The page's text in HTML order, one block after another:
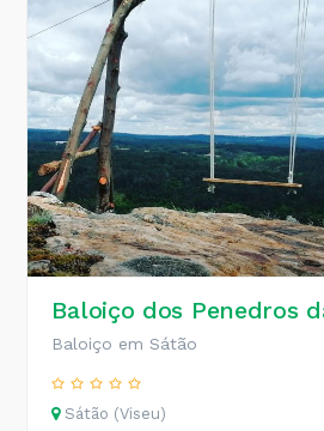
Baloiço dos Penedros
Baloiço em Sátão
Sátão (Viseu)